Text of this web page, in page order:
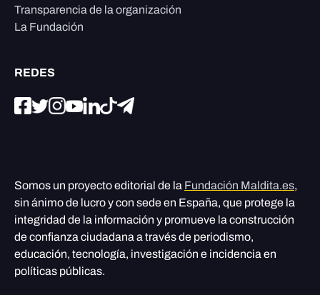
Transparencia de la organización
La Fundación
REDES
Somos un proyecto editorial de la Fundación Maldita.es,
sin ánimo de lucro y con sede en España, que protege la
integridad de la información y promueve la construcción
de confianza ciudadana a través de periodismo,
educación, tecnología, investigación e incidencia en
políticas públicas.